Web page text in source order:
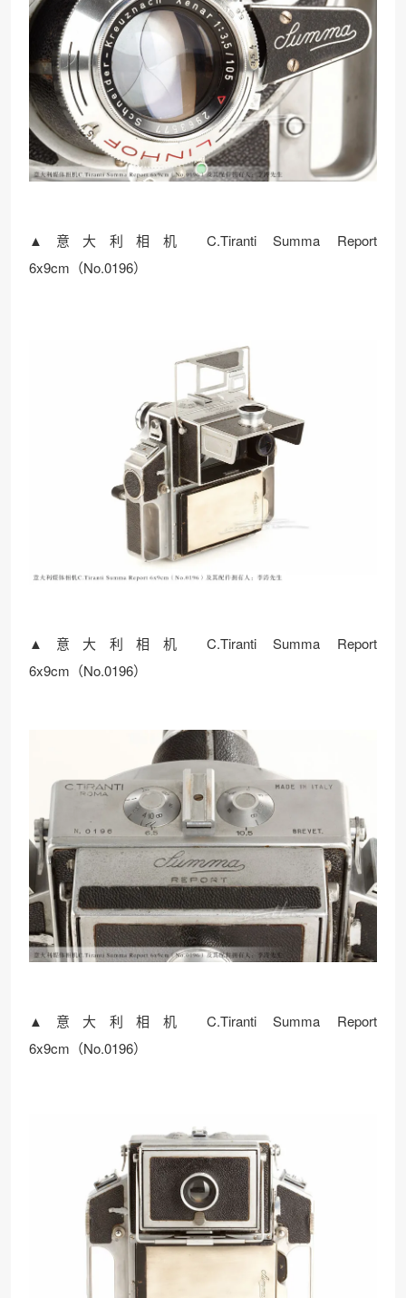
▲意大利相机 C.Tiranti Summa Report
6x9cm（No.0196）
▲意大利相机 C.Tiranti Summa Report
6x9cm（No.0196）
▲意大利相机 C.Tiranti Summa Report
6x9cm（No.0196）